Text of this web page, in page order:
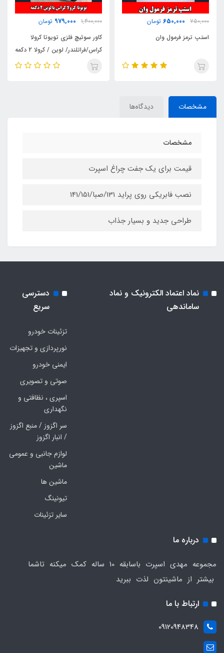
1,400,000
979,000 تومان
کاور سوئیچ فلزی تویوتا کرولا
250,000
100,000 تومان
انتن سقف اسپرت بلند سانتافه ای
مشخصات دیدگاه‌ها
مشخصات
قیمت برای یک جفت چراغ اسپرت
نصب فابریکی روی پراید 131/صبا/141/151
طراحی جدید و بسیار جذاب
نماد اعتماد الکترونیک و نماد
ساماندهی
دسترسی
سریع
تزئینات خودرو
نورپردازی و تجهیزات
ایمنی خودرو
صوتی و تصویری
اسپری ، نظافتی و
نگهداری
سر اگزوز / منبع اگزوز
/ انبار اگزوز
لوازم جانبی و عمومی
ماشین
ماشین ها
تیونینگ
سایر تزئینات
درباره ما
مجموعه مهدی اسپرت باسابقه 10 ساله کمک میکنه تاشما
بیشتر از ماشینتون لذت ببرید
ارتباط با ما
09120948348